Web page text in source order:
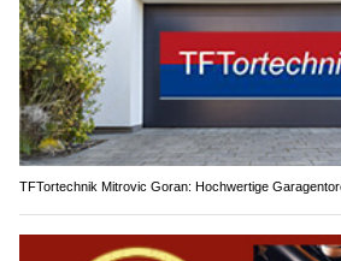
TFTortechnik Mitrovic Goran: Hochwertige